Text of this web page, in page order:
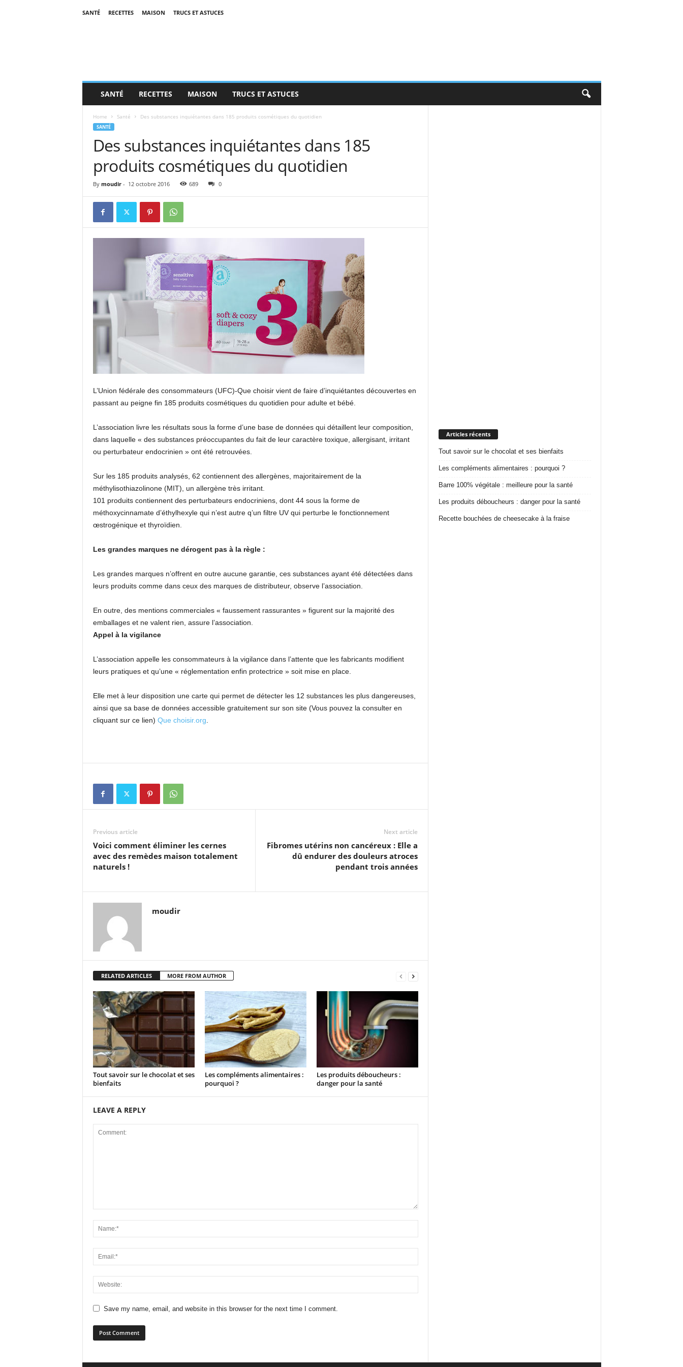
SANTÉ RECETTES MAISON TRUCS ET ASTUCES
SANTÉ RECETTES MAISON TRUCS ET ASTUCES
Home Santé Des substances inquiétantes dans 185 produits cosmétiques du quotidien
SANTÉ
Des substances inquiétantes dans 185
produits cosmétiques du quotidien
By moudir- 12 octobre 2016 689 0
L’Union fédérale des consommateurs (UFC)-Que choisir vient de faire d’inquiétantes découvertes en
passant au peigne fin 185 produits cosmétiques du quotidien pour adulte et bébé.
L’association livre les résultats sous la forme d’une base de données qui détaillent leur composition,
dans laquelle « des substances préoccupantes du fait de leur caractère toxique, allergisant, irritant
ou perturbateur endocrinien » ont été retrouvées.
Sur les 185 produits analysés, 62 contiennent des allergènes, majoritairement de la
méthylisothiazolinone (MIT), un allergène très irritant.
101 produits contiennent des perturbateurs endocriniens, dont 44 sous la forme de
méthoxycinnamate d’éthylhexyle qui n’est autre q’un filtre UV qui perturbe le fonctionnement
œstrogénique et thyroïdien.
Les grandes marques ne dérogent pas à la règle :
Les grandes marques n’offrent en outre aucune garantie, ces substances ayant été détectées dans
leurs produits comme dans ceux des marques de distributeur, observe l’association.
En outre, des mentions commerciales « faussement rassurantes » figurent sur la majorité des
emballages et ne valent rien, assure l’association.
Appel à la vigilance
L’association appelle les consommateurs à la vigilance dans l’attente que les fabricants modifient
leurs pratiques et qu’une « réglementation enfin protectrice » soit mise en place.
Elle met à leur disposition une carte qui permet de détecter les 12 substances les plus dangereuses,
ainsi que sa base de données accessible gratuitement sur son site (Vous pouvez la consulter en
cliquant sur ce lien) Que choisir.org
Previous article
Voici comment éliminer les cernes
avec des remèdes maison totalement
naturels !
Next article
Fibromes utérins non cancéreux : Elle a
dû endurer des douleurs atroces
pendant trois années
moudir
RELATED ARTICLES MORE FROM AUTHOR
Tout savoir sur le chocolat et ses
bienfaits
Les compléments alimentaires :
pourquoi ?
Les produits déboucheurs :
danger pour la santé
LEAVE A REPLY
Save my name, email, and website in this browser for the next time I comment.
Articles récents
Tout savoir sur le chocolat et ses bienfaits
Les compléments alimentaires : pourquoi ?
Barre 100% végétale : meilleure pour la santé
Les produits déboucheurs : danger pour la santé
Recette bouchées de cheesecake à la fraise